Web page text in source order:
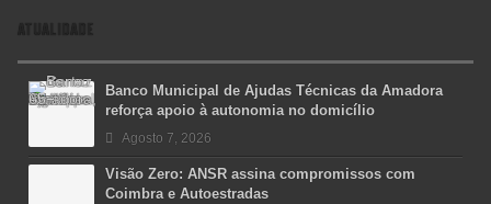
ATUALIDADE
Banco Municipal de Ajudas Técnicas da Amadora
reforça apoio à autonomia no domicílio
Agosto 7, 2026
Visão Zero: ANSR assina compromissos com
Coimbra e Autoestradas